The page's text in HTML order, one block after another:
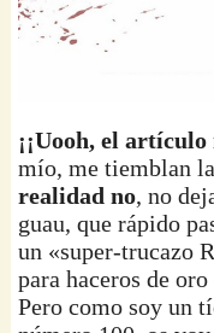
¡¡Uooh, el
mío, me tiemblan
realidad no, no
guau, que rápido
un «super-trucazo
para haceros de
Pero como soy un